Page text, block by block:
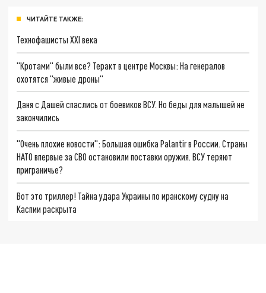
ЧИТАЙТЕ ТАКЖЕ:
Технофашисты XXI века
"Кротами" были все? Теракт в центре Москвы: На генералов
охотятся "живые дроны"
Даня с Дашей спаслись от боевиков ВСУ. Но беды для малышей не
закончились
"Очень плохие новости": Большая ошибка Palantir в России. Страны
НАТО впервые за СВО остановили поставки оружия. ВСУ теряют
приграничье?
Вот это триллер! Тайна удара Украины по иранскому судну на
Каспии раскрыта